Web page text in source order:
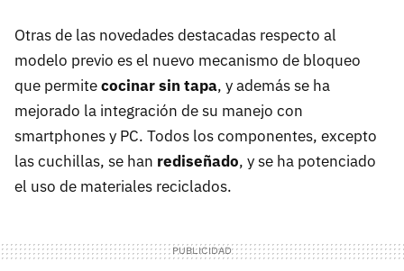
Otras de las novedades destacadas respecto al
modelo previo es el nuevo mecanismo de bloqueo
que permitecocinar sin tapa, y además se ha
mejorado la integración de su manejo con
smartphones y PC. Todos los componentes, excepto
las cuchillas, se han rediseñado, y se ha potenciado
el uso de materiales reciclados.